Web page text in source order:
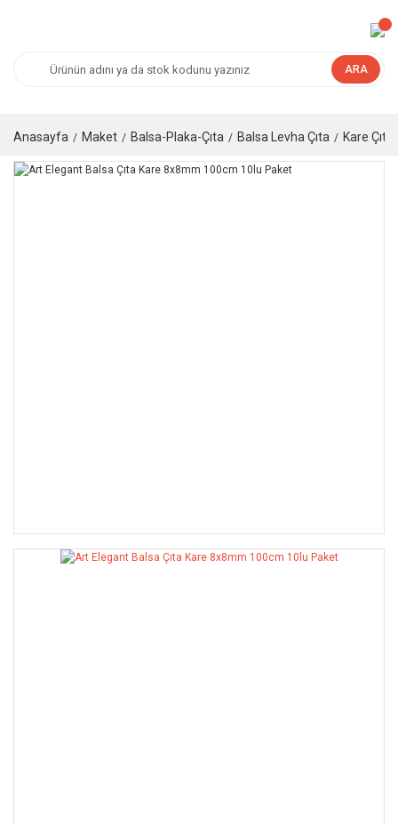
ARA
Anasayfa Maket Balsa-Plaka-Çıta Balsa Levha Çıta Kare